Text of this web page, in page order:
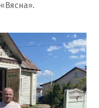
«Вясна».